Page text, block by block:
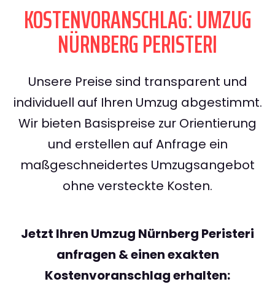
KOSTENVORANSCHLAG: UMZUG
NÜRNBERG PERISTERI
Unsere Preise sind transparent und
individuell auf Ihren Umzug abgestimmt.
Wir bieten Basispreise zur Orientierung
und erstellen auf Anfrage ein
maßgeschneidertes Umzugsangebot
ohne versteckte Kosten.
Jetzt Ihren Umzug Nürnberg Peristeri
anfragen & einen exakten
Kostenvoranschlag erhalten: